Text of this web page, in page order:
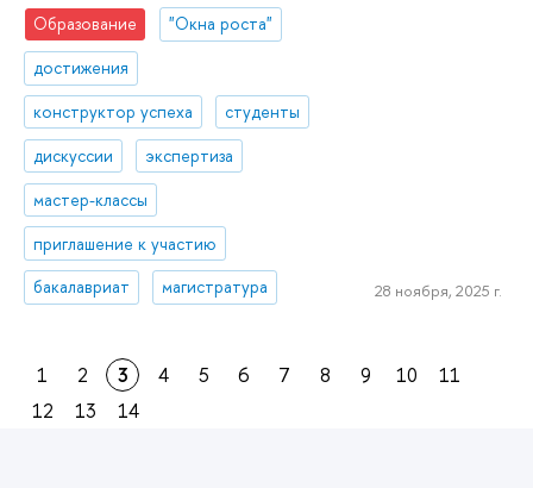
Образование
"Окна роста"
достижения
конструктор успеха
студенты
дискуссии
экспертиза
мастер-классы
приглашение к участию
бакалавриат
магистратура 28 ноября, 2025 г.
1 2 3 4 5 6 7 8 9 10
11
12
13 14